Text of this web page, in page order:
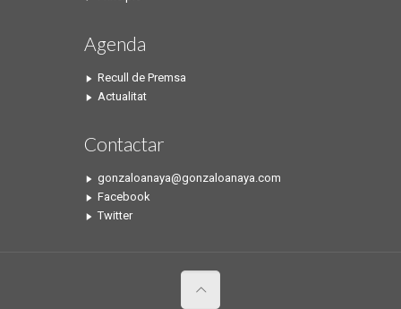
Agenda
Recull de Premsa
Actualitat
Contactar
gonzaloanaya@gonzaloanaya.com
Facebook
Twitter